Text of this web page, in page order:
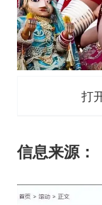
打
信息来源：